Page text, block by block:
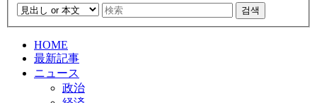
검색
HOME
最新記事
ニュース
政治